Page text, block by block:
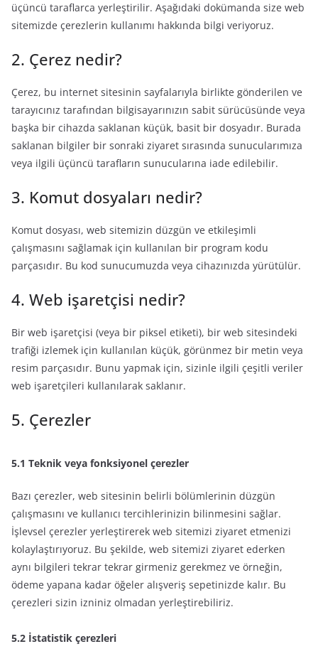
üçüncü taraflarca yerleştirilir. Aşağıdaki dokümanda size web
sitemizde çerezlerin kullanımı hakkında bilgi veriyoruz.
2. Çerez nedir?
Çerez, bu internet sitesinin sayfalarıyla birlikte gönderilen ve
tarayıcınız tarafından bilgisayarınızın sabit sürücüsünde veya
başka bir cihazda saklanan küçük, basit bir dosyadır. Burada
saklanan bilgiler bir sonraki ziyaret sırasında sunucularımıza
veya ilgili üçüncü tarafların sunucularına iade edilebilir.
3. Komut dosyaları nedir?
Komut dosyası, web sitemizin düzgün ve etkileşimli
çalışmasını sağlamak için kullanılan bir program kodu
parçasıdır. Bu kod sunucumuzda veya cihazınızda yürütülür.
4. Web işaretçisi nedir?
Bir web işaretçisi (veya bir piksel etiketi), bir web sitesindeki
trafiği izlemek için kullanılan küçük, görünmez bir metin veya
resim parçasıdır. Bunu yapmak için, sizinle ilgili çeşitli veriler
web işaretçileri kullanılarak saklanır.
5. Çerezler
5.1 Teknik veya fonksiyonel çerezler
Bazı çerezler, web sitesinin belirli bölümlerinin düzgün
çalışmasını ve kullanıcı tercihlerinizin bilinmesini sağlar.
İşlevsel çerezler yerleştirerek web sitemizi ziyaret etmenizi
kolaylaştırıyoruz. Bu şekilde, web sitemizi ziyaret ederken
aynı bilgileri tekrar tekrar girmeniz gerekmez ve örneğin,
ödeme yapana kadar öğeler alışveriş sepetinizde kalır. Bu
çerezleri sizin izniniz olmadan yerleştirebiliriz.
5.2 İstatistik çerezleri